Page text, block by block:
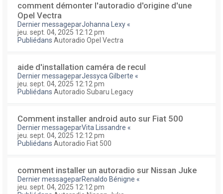
comment démonter l'autoradio d'origine d'une
Opel Vectra
Dernier messageparJohanna Lexy «
jeu. sept. 04, 2025 12:12 pm
Publiédans Autoradio Opel Vectra
aide d'installation caméra de recul
Dernier messageparJessyca Gilberte «
jeu. sept. 04, 2025 12:12 pm
Publiédans Autoradio Subaru Legacy
Comment installer android auto sur Fiat 500
Dernier messageparVita Lissandre «
jeu. sept. 04, 2025 12:12 pm
Publiédans Autoradio Fiat 500
comment installer un autoradio sur Nissan Juke
Dernier messageparRenaldo Bénigne «
jeu. sept. 04, 2025 12:12 pm